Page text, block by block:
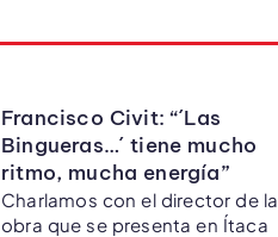
Francisco Civit: “´Las
Bingueras…´ tiene mucho
ritmo, mucha energía”
Charlamos con el director de la
obra que se presenta en Ítaca